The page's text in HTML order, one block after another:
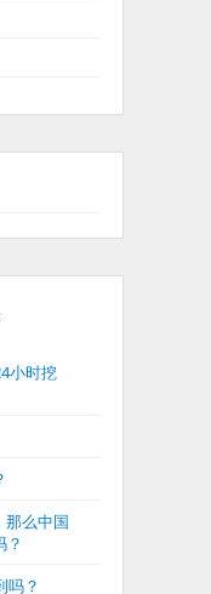
小时挖
那么中国
？
吗？